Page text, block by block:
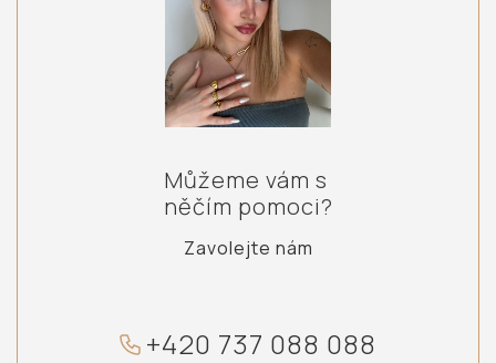
Můžeme vám s
něčím pomoci?
Zavolejte nám
+420 737 088 088